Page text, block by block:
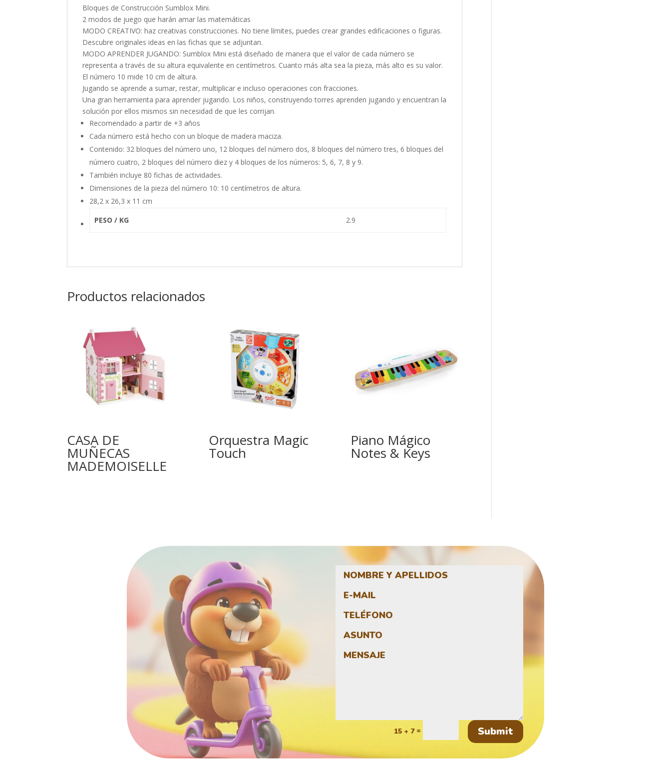
Bloques de Construcción Sumblox Mini.
2 modos de juego que harán amar las matemáticas
MODO CREATIVO: haz creativas construcciones. No tiene límites, puedes crear grandes edificaciones o figuras.
Descubre originales ideas en las fichas que se adjuntan.
MODO APRENDER JUGANDO: Sumblox Mini está diseñado de manera que el valor de cada número se
representa a través de su altura equivalente en centímetros. Cuanto más alta sea la pieza, más alto es su valor.
El número 10 mide 10 cm de altura.
Jugando se aprende a sumar, restar, multiplicar e incluso operaciones con fracciones.
Una gran herramienta para aprender jugando. Los niños, construyendo torres aprenden jugando y encuentran la
solución por ellos mismos sin necesidad de que les corrijan.
Recomendado a partir de +3 años
Cada número está hecho con un bloque de madera maciza.
Contenido: 32 bloques del número uno, 12 bloques del número dos, 8 bloques del número tres, 6 bloques del
número cuatro, 2 bloques del número diez y 4 bloques de los números: 5, 6, 7, 8 y 9.
También incluye 80 fichas de actividades.
Dimensiones de la pieza del número 10: 10 centímetros de altura.
28,2 x 26,3 x 11 cm
PESO / KG
2.9
Productos relacionados
CASA DE
MUÑECAS
MADEMOISELLE
Orquestra Magic
Touch
Piano Mágico
Notes & Keys
15 + 7= Submit